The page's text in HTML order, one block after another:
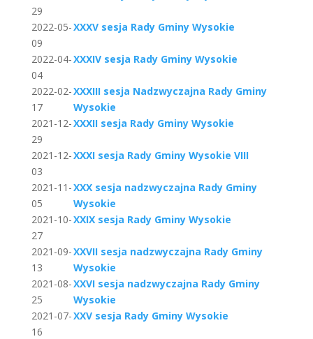
29
2022-05-
09
XXXV sesja Rady Gminy Wysokie
2022-04-
04
XXXIV sesja Rady Gminy Wysokie
2022-02-
17
XXXIII sesja Nadzwyczajna Rady Gminy
Wysokie
2021-12-
29
XXXII sesja Rady Gminy Wysokie
2021-12-
03
XXXI sesja Rady Gminy Wysokie VIII
2021-11-
05
XXX sesja nadzwyczajna Rady Gminy
Wysokie
2021-10-
27
XXIX sesja Rady Gminy Wysokie
2021-09-
13
XXVII sesja nadzwyczajna Rady Gminy
Wysokie
2021-08-
25
XXVI sesja nadzwyczajna Rady Gminy
Wysokie
2021-07-
16
XXV sesja Rady Gminy Wysokie